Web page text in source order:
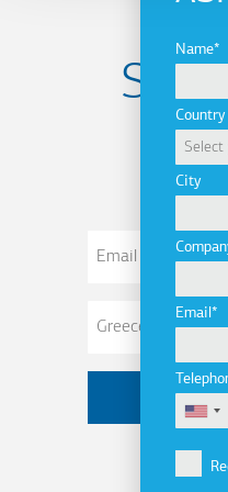
Name
Country
City
Email
Email